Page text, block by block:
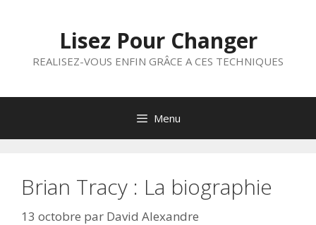
Lisez Pour Changer
REALISEZ-VOUS ENFIN GRÂCE A CES TECHNIQUES
Menu
Brian Tracy : La biographie
13 octobre par David Alexandre